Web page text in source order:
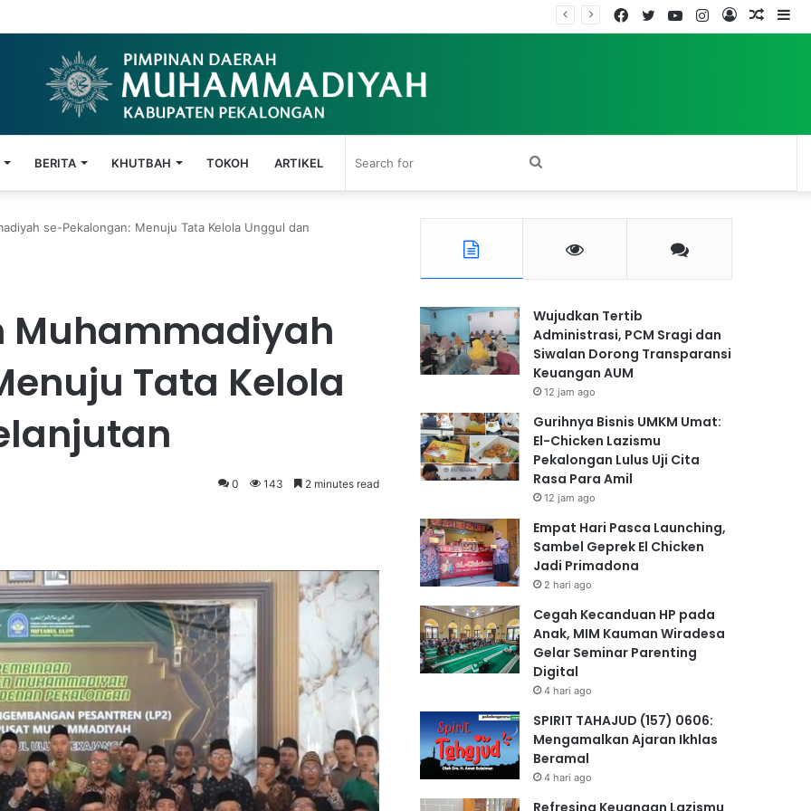
El-Chicken Lazismu Pekalongan Lulus Uji Cita Rasa Para Amil
Log
Instagram
YouTube
Twitter
Facebook
BERITA KHUTBAH TOKOH ARTIKEL Search
for
se-Pekalongan: Menuju Tata Kelola Unggul dan
Muhammadiyah
Tata Kelola
0 143 2 minutes read
Wujudkan Tertib
Administrasi, PCM Sragi dan
Siwalan Dorong Transparansi
Keuangan AUM
12 jam ago
Gurihnya Bisnis UMKM Umat:
El-Chicken Lazismu
Pekalongan Lulus Uji Cita
Rasa Para Amil
12 jam ago
Empat Hari Pasca Launching,
Sambel Geprek El Chicken
Jadi Primadona
2 hari ago
Cegah Kecanduan HP pada
Anak, MIM Kauman Wiradesa
Gelar Seminar Parenting
Digital
4 hari ago
SPIRIT TAHAJUD (157) 0606:
Mengamalkan Ajaran Ikhlas
Beramal
4 hari ago
Refresing Keuangan Lazismu